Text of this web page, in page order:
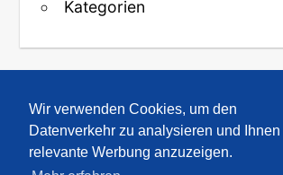
Wir verwenden Cookies, um den
Datenverkehr zu analysieren und Ihnen
relevante Werbung anzuzeigen.
Kategorien
↑ Zurück zum Anfang
Über uns·Kontakt·Datenschutz